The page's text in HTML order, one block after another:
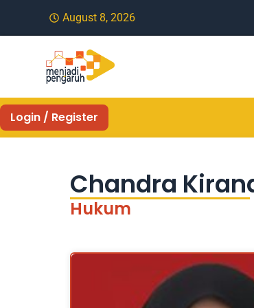
August 8, 2026
Login / Register
Chandra
Hukum